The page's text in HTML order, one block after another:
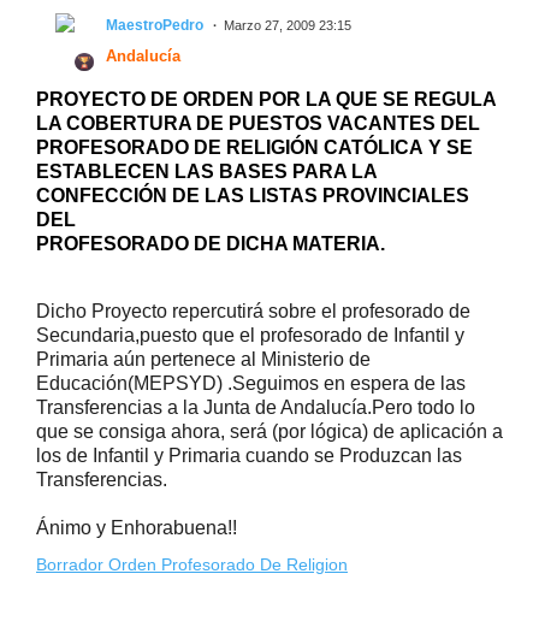
MaestroPedro Marzo 27, 2009 23:15
Andalucía
PROYECTO DE ORDEN POR LA QUE SE REGULA
LA COBERTURA DE PUESTOS VACANTES DEL
PROFESORADO DE RELIGIÓN CATÓLICA Y SE
ESTABLECEN LAS BASES PARA LA
CONFECCIÓN DE LAS LISTAS PROVINCIALES
DEL
PROFESORADO DE DICHA MATERIA.
Dicho Proyecto repercutirá sobre el profesorado de
Secundaria,puesto que el profesorado de Infantil y
Primaria aún pertenece al Ministerio de
Educación(MEPSYD) .Seguimos en espera de las
Transferencias a la Junta de Andalucía.Pero todo lo
que se consiga ahora, será (por lógica) de aplicación a
los de Infantil y Primaria cuando se Produzcan las
Transferencias.
Ánimo y Enhorabuena!!
Borrador Orden Profesorado De Religion